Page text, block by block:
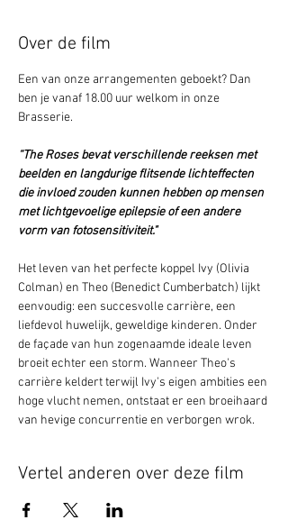
Over de film
Een van onze arrangementen geboekt? Dan
ben je vanaf 18.00 uur welkom in onze
Brasserie.
“The Roses bevat verschillende reeksen met
beelden en langdurige flitsende lichteffecten
die invloed zouden kunnen hebben op mensen
met lichtgevoelige epilepsie of een andere
vorm van fotosensitiviteit."
Het leven van het perfecte koppel Ivy (Olivia
Colman) en Theo (Benedict Cumberbatch) lijkt
eenvoudig: een succesvolle carrière, een
liefdevol huwelijk, geweldige kinderen. Onder
de façade van hun zogenaamde ideale leven
broeit echter een storm. Wanneer Theo's
carrière keldert terwijl Ivy's eigen ambities een
hoge vlucht nemen, ontstaat er een broeihaard
van hevige concurrentie en verborgen wrok.
Vertel anderen over deze film